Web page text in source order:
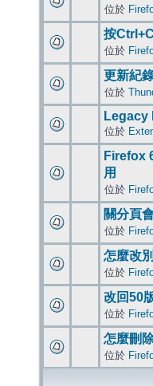
位於
按
位於
更新紀
位於
Legacy
位於
Firefox
用
位於
關分頁
位於
怎麼改
位於
改回50
位於
怎麼刪
位於